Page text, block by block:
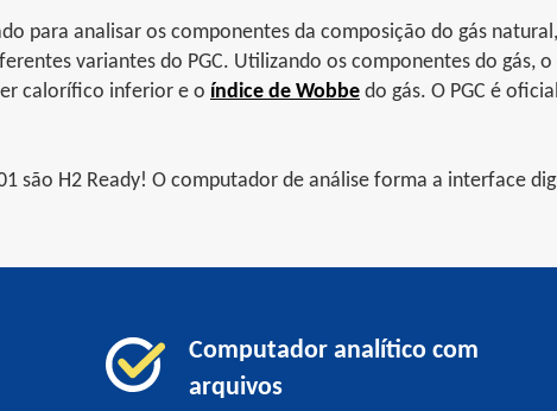
para analisar os componentes da composição do gás
variantes do PGC. Utilizando os componentes do
calorífico inferior e o índice de Wobbe do gás. O PGC é
são H2 Ready! O computador de análise forma a interface
Computador analítico com
arquivos